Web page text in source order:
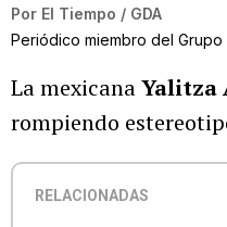
Por El Tiempo / GDA
Periódico miembro del Grupo
La mexicanaYalitza
rompiendo
RELACIONADAS